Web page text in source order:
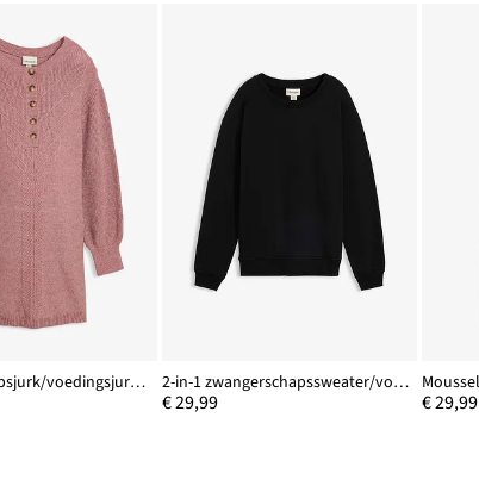
Zwangerschapsjurk/voedingsjurk met lange knoopsluiting 2-in-1 zwangerschapssweater/voedingssweater
€ 29,99 € 29,99